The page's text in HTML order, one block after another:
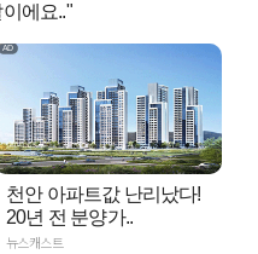
에요.."
천안 아파트값 난리났다!
20년 전 분양가..
뉴스캐스트